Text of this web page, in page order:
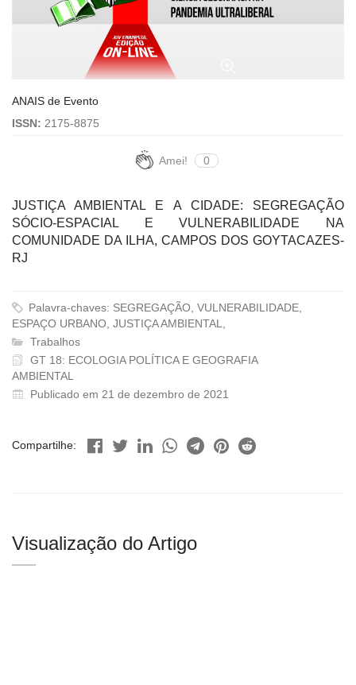
ANAIS de Evento
ISSN: 2175-8875
Amei! 0
JUSTIÇA AMBIENTAL E A CIDADE: SEGREGAÇÃO
SÓCIO-ESPACIAL E VULNERABILIDADE NA
COMUNIDADE DA ILHA, CAMPOS DOS GOYTACAZES-
RJ
Palavra-chaves: SEGREGAÇÃO, VULNERABILIDADE,
ESPAÇO URBANO, JUSTIÇA AMBIENTAL,
Trabalhos
GT 18: ECOLOGIA POLÍTICA E GEOGRAFIA
AMBIENTAL
Publicado em 21 de dezembro de 2021
Compartilhe:
Visualização do Artigo